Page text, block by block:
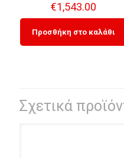
€1,543.00
Προσθήκη στο καλάθι
Σχετικά